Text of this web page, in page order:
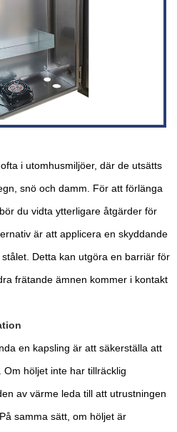
i utomhusmiljöer, där de utsätts
snö och damm. För att förlänga
du vidta ytterligare åtgärder för
är att applicera en skyddande
Detta kan utgöra en barriär för
frätande ämnen kommer i kontakt
en kapsling är att säkerställa att
höljet inte har tillräcklig
av värme leda till att utrustningen
samma sätt, om höljet är